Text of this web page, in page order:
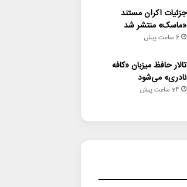
جزئیات اکران مستند
«ماسک» منتشر شد
6 ساعت پیش
تالار حافظ میزبان «کافه
نادری» می‌شود
24 ساعت پیش